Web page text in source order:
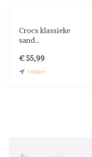
Crocs klassieke
sand...
€ 55,99
Online